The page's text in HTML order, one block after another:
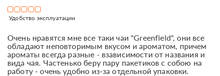
Удобство эксплуатации
Очень нравятся мне все таки чаи "Greenfield", они все
обладают неповторимым вкусом и ароматом, причем
ароматы всегда разные - взависимости от названия и
вида чая. Частенько беру пару пакетиков с собою на
работу - очень удобно из-за отдельной упаковки.